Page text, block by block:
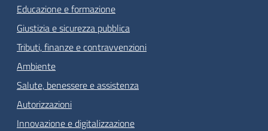
Educazione e formazione
Giustizia e sicurezza pubblica
Tributi, finanze e contravvenzioni
Ambiente
Salute, benessere e assistenza
Autorizzazioni
Innovazione e digitalizzazione